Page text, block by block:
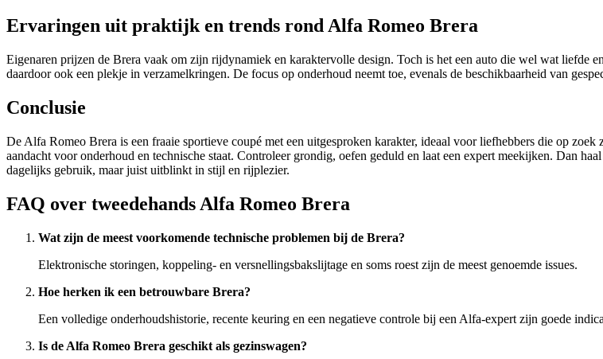
Ervaringen uit praktijk en trends rond Alfa Romeo Brera
Eigenaren prijzen de Brera vaak om zijn rijdynamiek en karaktervolle design. Toch is het een auto die wel wat liefde
daardoor ook een plekje in verzamelkringen. De focus op onderhoud neemt toe, evenals de beschikbaarheid van
Conclusie
De Alfa Romeo Brera is een fraaie sportieve coupé met een uitgesproken karakter, ideaal voor liefhebbers die op
aandacht voor onderhoud en technische staat. Controleer grondig, oefen geduld en laat een expert meekijken. Dan
dagelijks gebruik, maar juist uitblinkt in stijl en rijplezier.
FAQ over tweedehands Alfa Romeo Brera
Wat zijn de meest voorkomende technische problemen bij de Brera?
Elektronische storingen, koppeling- en versnellingsbakslijtage en soms roest zijn de meest genoemde issues.
Hoe herken ik een betrouwbare Brera?
Een volledige onderhoudshistorie, recente keuring en een negatieve controle bij een Alfa-expert zijn goede
Is de Alfa Romeo Brera geschikt als gezinswagen?